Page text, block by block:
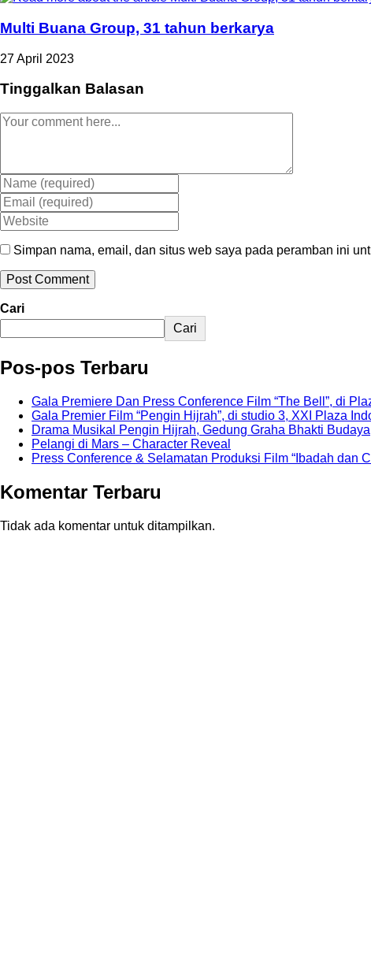
Multi Buana Group, 31 tahun berkarya
27 April 2023
Tinggalkan Balasan
Simpan nama, email, dan situs web saya pada peramban ini
Cari
Cari
Pos-pos Terbaru
Gala Premiere Dan Press Conference Film “The Bell”, di
Gala Premier Film “Pengin Hijrah”, di studio 3, XXI Plaza
Drama Musikal Pengin Hijrah, Gedung Graha Bhakti
Pelangi di Mars – Character Reveal
Press Conference & Selamatan Produksi Film “Ibadah dan
Komentar Terbaru
Tidak ada komentar untuk ditampilkan.